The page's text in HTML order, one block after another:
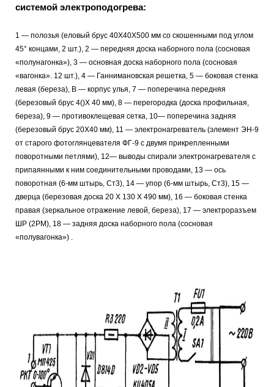
системой электроподогрева:
1 — полозья (еловый брус 40X40X500 мм со скошенными под углом
45° концами, 2 шт.), 2 — передняя доска наборного пола (сосновая
«полунагонка»), 3 — основная доска наборного пола (сосновая
«вагонка». 12 шт.), 4 — Ганнимановская решетка, 5 — боковая стенка
левая (береза), В — корпус улья, 7 — поперечина передняя
(березовый брус 4()Х 40 мм), 8 — перегородка (доска профильная,
береза), 9 — противоклещевая сетка, 10— поперечина задняя
(березовый брус 20X40 мм), 11 — электронагреватель (элемент ЭН-9
от старого фотоглянцевателя ФГ-9 с двумя прикрепленными
поворотными петлями), 12— выводы спирали электронагревателя с
припаянными к ним соединительными проводами, 13 — ось
поворотная (6-мм штырь, Ст3), 14 — упор (6-мм штырь, Ст3), 15 —
дверца (березовая доска 20 Х 130 X 490 мм), 16 — боковая стенка
правая (зеркальное отражение левой, береза), 17 — электроразъем
ШР (2РМ), 18 — задняя доска наборного пола (сосновая
«полувагонка») .